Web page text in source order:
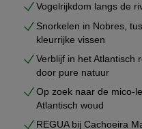
Vogelrijkdom langs de
Snorkelen in Nobres,
kleurrijke vissen
Verblijf in het Atlantisch
door pure natuur
Op zoek naar de mico-
Atlantisch woud
REGUA bij Cachoeira